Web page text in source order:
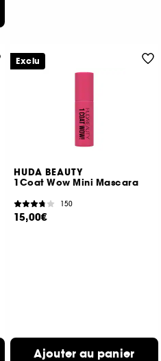
HUDA BEAUTY
1Coat Wow Mini Mascara
150
15,00€
Ajouter au panier
Exclu